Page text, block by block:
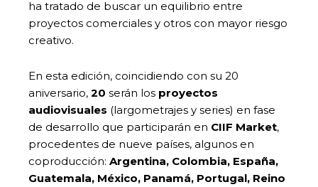
ha tratado de buscar un equilibrio entre
proyectos comerciales y otros con mayor riesgo
creativo.
En esta edición, coincidiendo con su 20
aniversario, 20 serán los proyectos
audiovisuales (largometrajes y series) en fase
de desarrollo que participarán en CIIF Market,
procedentes de nueve países, algunos en
coproducción: Argentina, Colombia, España,
Guatemala, México, Panamá, Portugal, Reino